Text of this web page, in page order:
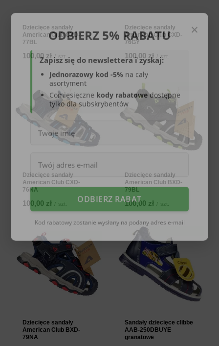
Dziecięce sandały
American Club CXD-
77BL
100,00 zł / szt.
Dziecięce sandały
American Club CXD-
76GY
100,00 zł / szt.
Dziecięce sandały
American Club CXD-
76NA
100,00 zł / szt.
Dziecięce sandały
American Club BXD-
79BL
100,00 zł / szt.
Dziecięce sandały
American Club BXD-
79NA
Sandały dziecięce clibbe
AAB-250DBUYE
granatowe
×
ODBIERZ 5% RABATU
Zapisz się do newslettera i zyskaj:
Jednorazowy kod -5%
na cały
asortyment
Comiesięczne kody rabatowedostępne
tylko dla subskrybentów
ODBIERZ RABAT